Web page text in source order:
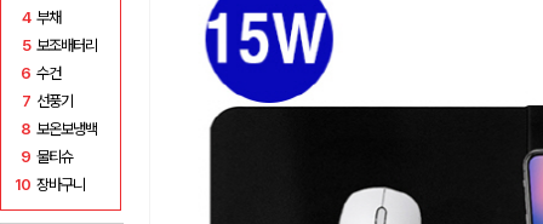
4 부채
5 보조배터리
6 수건
7 선풍기
8 보온보냉백
9 물티슈
10 장바구니